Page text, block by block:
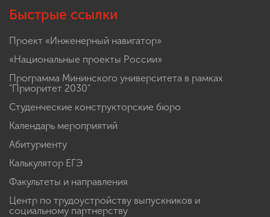
Быстрые ссылки
Проект «Инженерный навигатор»
«Национальные проекты России»
Программа Мининского университета в рамках
"Приоритет 2030"
Студенческие конструкторские бюро
Календарь мероприятий
Абитуриенту
Калькулятор ЕГЭ
Факультеты и направления
Центр по трудоустройству выпускников и
социальному партнерству